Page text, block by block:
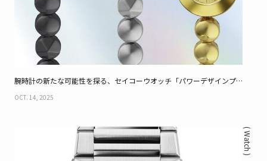
腕時計の新たな可能性を探る、セイコーウオッチ「パワーデザインプ
OCT. 14, 2025
( Watch )